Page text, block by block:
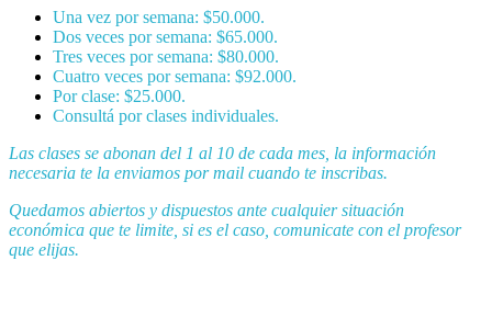
Una vez por semana: $50.000.
Dos veces por semana: $65.000.
Tres veces por semana: $80.000.
Cuatro veces por semana: $92.000.
Por clase: $25.000.
Consultá por clases individuales.
Las clases se abonan del 1 al 10 de cada mes, la información
necesaria te la enviamos por mail cuando te inscribas.
Quedamos abiertos y dispuestos ante cualquier situación
económica que te limite, si es el caso, comunicate con el profesor
que elijas.